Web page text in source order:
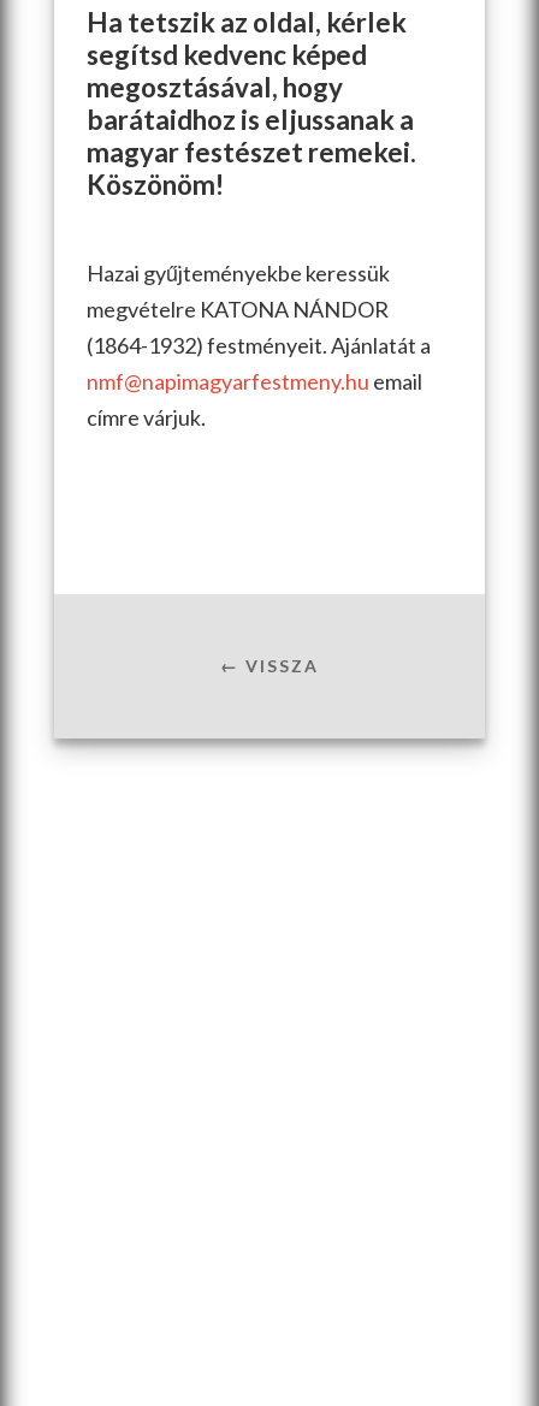
Ha tetszik az oldal, kérlek
segítsd kedvenc képed
megosztásával, hogy
barátaidhoz is eljussanak a
magyar festészet remekei.
Köszönöm!
Hazai gyűjteményekbe keressük
megvételre KATONA NÁNDOR
(1864-1932) festményeit. Ajánlatát a
nmf@napimagyarfestmeny.hu email
címre várjuk.
← VISSZA